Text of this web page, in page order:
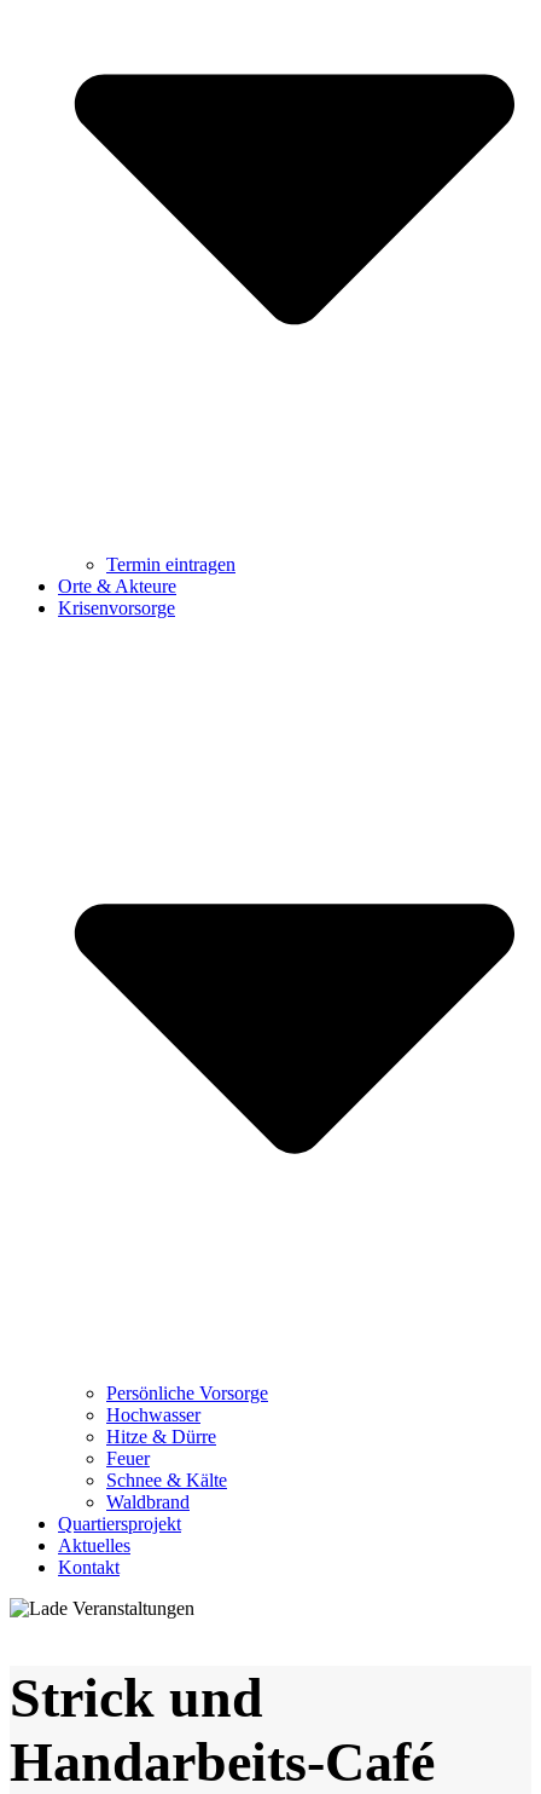
Termin eintragen
Orte & Akteure
Krisenvorsorge
Persönliche Vorsorge
Hochwasser
Hitze & Dürre
Feuer
Schnee & Kälte
Waldbrand
Quartiersprojekt
Aktuelles
Kontakt
Strick und
Handarbeits-Café